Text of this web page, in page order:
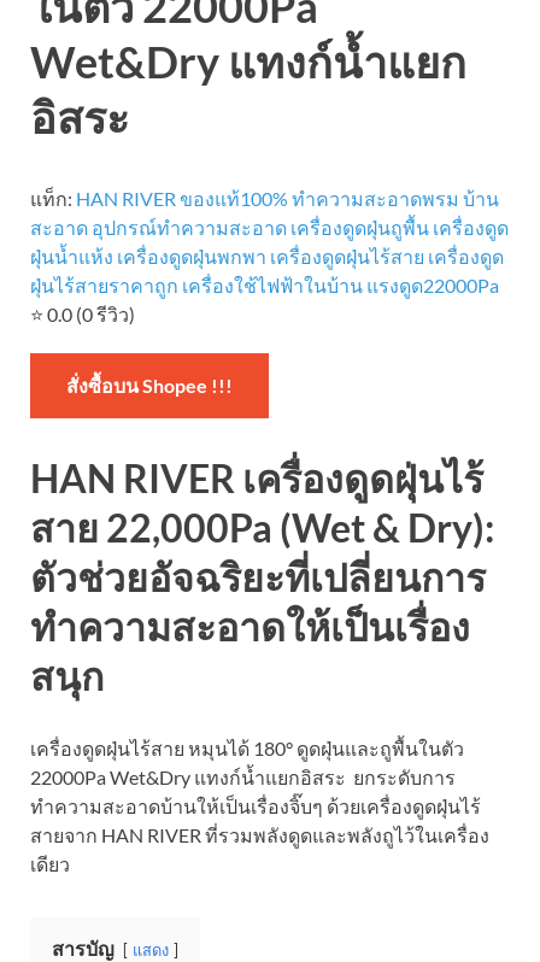
Wet&Dry แทงก์น้ำแยก
อิสระ
แท็ก: HAN RIVER ของแท้100% ทำความสะอาดพรม บ้าน
สะอาด อุปกรณ์ทำความสะอาด เครื่องดูดฝุ่นถูพื้น เครื่องดูด
ฝุ่นน้ำแห้ง เครื่องดูดฝุ่นพกพา เครื่องดูดฝุ่นไร้สาย เครื่องดูด
ฝุ่นไร้สายราคาถูก เครื่องใช้ไฟฟ้าในบ้าน แรงดูด22000Pa
⭐ 0.0 (0 รีวิว)
สั่งซื้อบน Shopee !!!
HAN RIVER เครื่องดูดฝุ่นไร้
สาย 22,000Pa (Wet & Dry):
ตัวช่วยอัจฉริยะที่เปลี่ยนการ
ทำความสะอาดให้เป็นเรื่อง
สนุก
เครื่องดูดฝุ่นไร้สาย หมุนได้ 180° ดูดฝุ่นและถูพื้นในตัว
22000Pa Wet&Dry แทงก์น้ำแยกอิสระ ยกระดับการ
ทำความสะอาดบ้านให้เป็นเรื่องจิ๊บๆ ด้วยเครื่องดูดฝุ่นไร้
สายจาก HAN RIVER ที่รวมพลังดูดและพลังถูไว้ในเครื่อง
เดียว
สารบัญ แสดง